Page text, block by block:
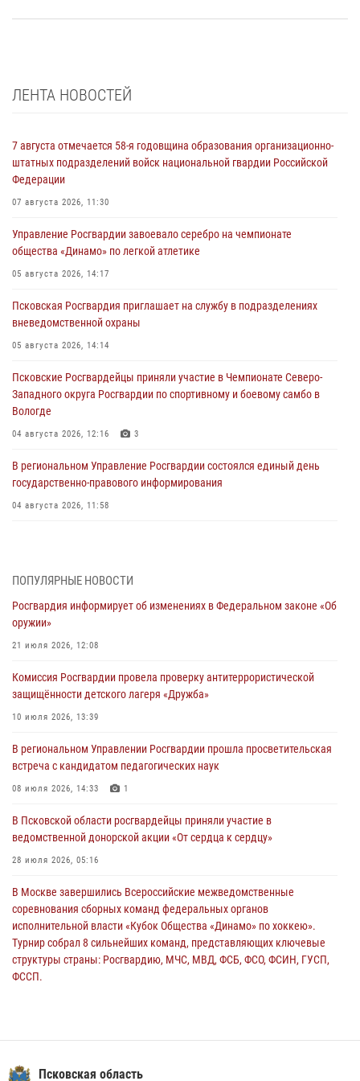
ЛЕНТА НОВОСТЕЙ
7 августа отмечается 58-я годовщина образования организационно-
штатных подразделений войск национальной гвардии Российской
Федерации
07 августа 2026, 11:30
Управление Росгвардии завоевало серебро на чемпионате
общества «Динамо» по легкой атлетике
05 августа 2026, 14:17
Псковская Росгвардия приглашает на службу в подразделениях
вневедомственной охраны
05 августа 2026, 14:14
Псковские Росгвардейцы приняли участие в Чемпионате Северо-
Западного округа Росгвардии по спортивному и боевому самбо в
Вологде
04 августа 2026, 12:16 3
В региональном Управление Росгвардии состоялся единый день
государственно-правового информирования
04 августа 2026, 11:58
03 августа 2026, 17:21
21 единицу оружия изъяли Псковские росгвардейцы за неделю
03 августа 2026, 14:10
безопасности во время празднования Дня ВДВ
02 августа 2026, 13:28
улицу Труда
31 июля 2026, 13:53
Всероссийского конкурса профессионального мастерства среди
сотрудников вневедомственной охраны Росгвардии, Псковские
Росгвардейцы одержали победу
ПОПУЛЯРНЫЕ НОВОСТИ
Росгвардия информирует об изменениях в Федеральном законе «Об
оружии»
21 июля 2026, 12:08
Комиссия Росгвардии провела проверку антитеррористической
защищённости детского лагеря «Дружба»
10 июля 2026, 13:39
В региональном Управлении Росгвардии прошла просветительская
встреча с кандидатом педагогических наук
08 июля 2026, 14:33 1
В Псковской области росгвардейцы приняли участие в
ведомственной донорской акции «От сердца к сердцу»
28 июля 2026, 05:16
В Москве завершились Всероссийские межведомственные
соревнования сборных команд федеральных органов
исполнительной власти «Кубок Общества «Динамо» по хоккею».
Турнир собрал 8 сильнейших команд, представляющих ключевые
структуры страны: Росгвардию, МЧС, МВД, ФСБ, ФСО, ФСИН, ГУСП,
ФССП.
24 июля 2026, 13:59 1
Псковская область